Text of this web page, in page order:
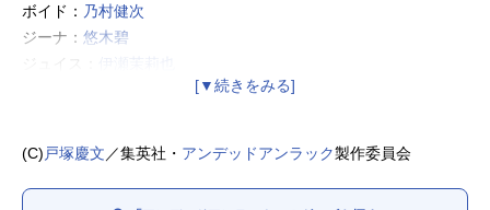
ボイド： 乃村健次
ジーナ： 悠木碧
ジュイス：
トップ： 岡本信彦
ムイ：石川由依
(C) 戸塚慶文 ／集英社・ アンデッドアンラック製作委員会